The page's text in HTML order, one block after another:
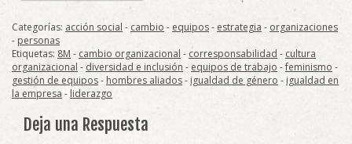
Categorías: acción social - cambio - equipos- estrategia - organizaciones
- personas
Etiquetas: 8M - cambio organizacional - corresponsabilidad - cultura
organizacional - diversidad e inclusión - equipos de trabajo -feminismo -
gestión de equipos- hombres aliados- igualdad de género - igualdad en
la empresa - liderazgo
Deja una Respuesta